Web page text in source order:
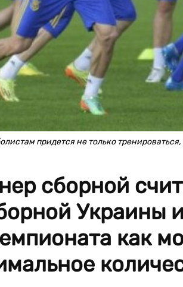
придется не только
сборной
Украины
как